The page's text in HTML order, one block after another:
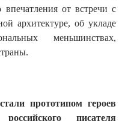
от встречи с
архитектуре, об укладе
меньшинствах,
прототипом героев
писателя